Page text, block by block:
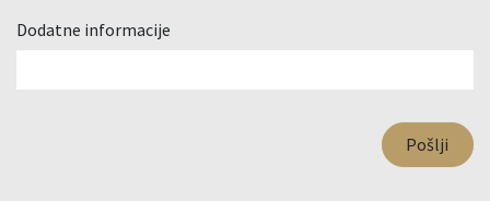
Dodatne informacije
Pošlji